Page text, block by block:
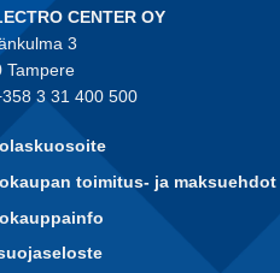
CENTER OY
3
Tampere
3 31 400 500
toimitus- ja maksuehdot